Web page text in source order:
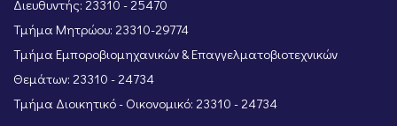
Διευθυντής: 23310 - 25470
Τμήμα Μητρώου: 23310-29774
Τμήμα Εμποροβιομηχανικών & Επαγγελματοβιοτεχνικών
Θεμάτων: 23310 - 24734
Τμήμα Διοικητικό - Οικονομικό: 23310 - 24734